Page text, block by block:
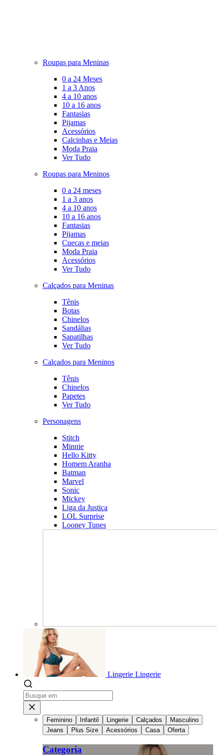
Roupas para Meninas
0 a 24 Meses
1 a 3 Anos
4 a 10 anos
10 a 16 anos
Fantasias
Pijamas
Acessórios
Calcinhas e Meias
Moda Praia
Ver Tudo
Roupas para Meninos
0 a 24 meses
1 a 3 anos
4 a 10 anos
10 a 16 anos
Fantasias
Pijamas
Cuecas e meias
Moda Praia
Acessórios
Ver Tudo
Calçados para Meninas
Tênis
Botas
Chinelos
Sandálias
Sapatilhas
Ver Tudo
Calçados para Meninos
Tênis
Chinelos
Papetes
Ver Tudo
Personagens
Stitch
Minnie
Hello Kitty
Homem Aranha
Batman
Marvel
Sonic
Mickey
Liga da Justiça
LOL Surprise
Looney Tunes
Lingerie Lingerie
Feminino Infantil Lingerie Calçados
Masculino
Jeans
Plus Size Acessórios Casa Oferta
Categoria